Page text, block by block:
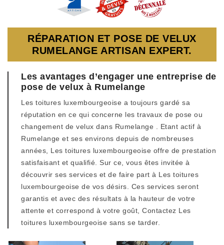
RÉPARATION ET POSE DE VELUX
RUMELANGE ARTISAN EXPERT.
Les avantages d’engager une entreprise de
pose de velux à Rumelange
Les toitures luxembourgeoise a toujours gardé sa
réputation en ce qui concerne les travaux de pose ou
changement de velux dans Rumelange . Etant actif à
Rumelange et ses environs depuis de nombreuses
années, Les toitures luxembourgeoise offre de prestation
satisfaisant et qualifié. Sur ce, vous êtes invitée à
découvrir ses services et de faire part à Les toitures
luxembourgeoise de vos désirs. Ces services seront
garantis et avec des résultats à la hauteur de votre
attente et correspond à votre goût, Contactez Les
toitures luxembourgeoise sans se tarder.